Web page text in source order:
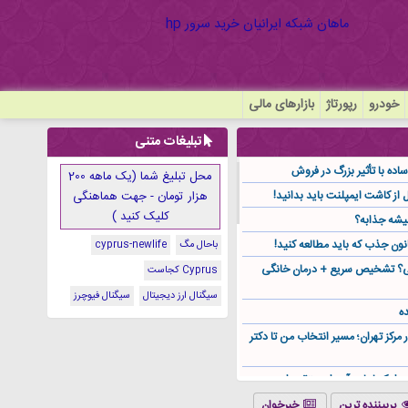
خودرو رپورتاژ بازارهای مالی
با تأثیر بزرگ در فروش
جذابه؟
جذب که باید مطالعه کنید!
تشخیص سریع + درمان خانگی
مرکز تهران؛ مسیر انتخاب من تا دکتر
کجا باید آن را مستقیم از
تبلیغات متنی
محل تبلیغ شما (یک ماهه 200
هزار تومان - جهت هماهنگی
کلیک کنید )
باحال مگ
cyprus-newlife
Cyprus کجاست
سیگنال ارز دیجیتال
سیگنال فیوچرز